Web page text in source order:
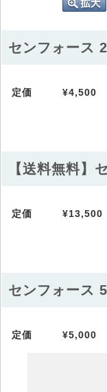
センフォース
定価 ¥4,500
【送料無料】
定価 ¥13,500
センフォース
定価 ¥5,000